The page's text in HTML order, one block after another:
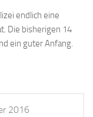
endlich eine
Die bisherigen 14
ein guter Anfang.
2016